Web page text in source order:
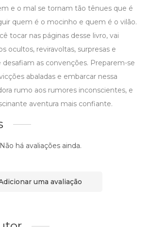
e o mal se tornam tão tênues que é
quem é o mocinho e quem é o vilão.
tocar nas páginas desse livro, vai
ocultos, reviravoltas, surpresas e
desafiam as convenções. Preparem-se
abaladas e embarcar nessa
rumo aos rumores inconscientes, e
aventura mais confiante.
Não há avaliações ainda.
uma avaliação